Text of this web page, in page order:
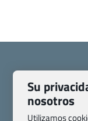
Pasaporte,
Su
nosotros
Utilizamos